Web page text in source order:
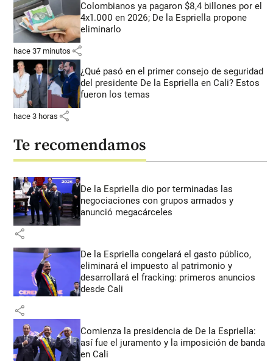
Colombianos ya pagaron $8,4 billones por el
4x1.000 en 2026; De la Espriella propone
eliminarlo
hace 37 minutos share
¿Qué pasó en el primer consejo de seguridad
del presidente De la Espriella en Cali? Estos
fueron los temas
hace 3 horas share
Te recomendamos
De la Espriella dio por terminadas las
negociaciones con grupos armados y
anunció megacárceles
share
De la Espriella congelará el gasto público,
eliminará el impuesto al patrimonio y
desarrollará el fracking: primeros anuncios
desde Cali
share
Comienza la presidencia de De la Espriella:
así fue el juramento y la imposición de banda
en Cali